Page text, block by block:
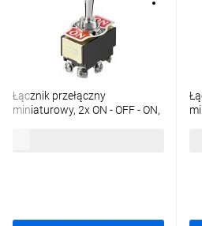
Łącznik przełączny
miniaturowy, 2x ON - OFF - ON,